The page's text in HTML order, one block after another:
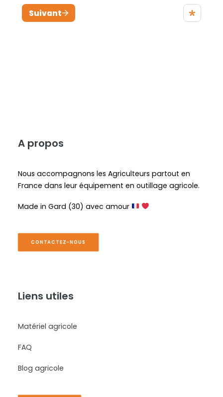
A propos
Nous accompagnons les Agriculteurs partout en
France dans leur équipement en outillage agricole.
Made in Gard (30) avec amour
CONTACTEZ-NOUS
Liens utiles
Matériel agricole
FAQ
Blog agricole